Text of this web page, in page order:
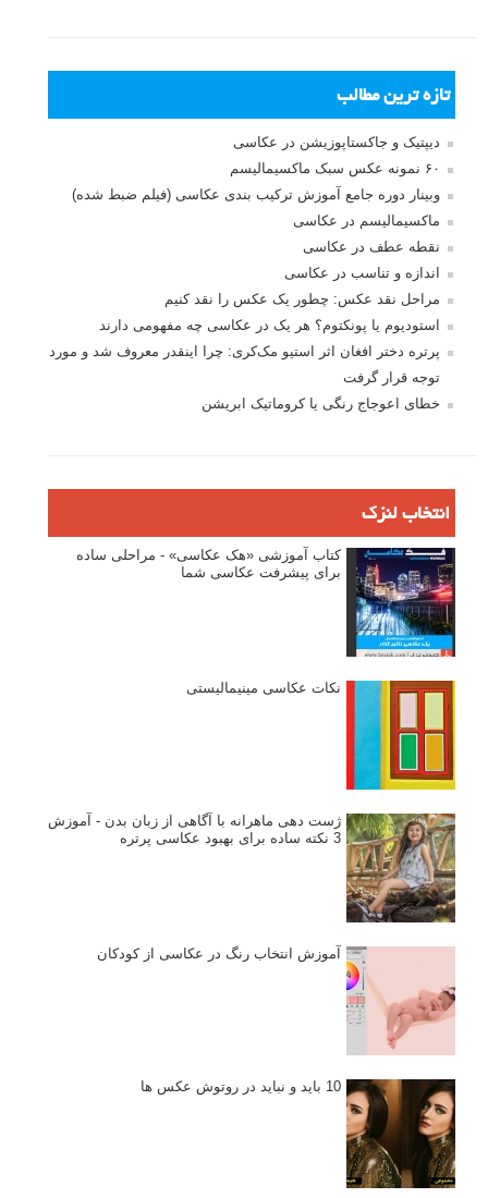
تازه ترین مطالب
دیپتیک و جاکستا‌پوزیشن در عکاسی
۶۰ نمونه عکس سبک ماکسیمالیسم
وبینار دوره جامع آموزش ترکیب بندی عکاسی (فیلم ضبط شده)
ماکسیمالیسم در عکاسی
نقطه عطف در عکاسی
اندازه و تناسب در عکاسی
مراحل نقد عکس: چطور یک عکس را نقد کنیم
استودیوم یا پونکتوم؟ هر یک در عکاسی چه مفهومی دارند
پرتره دختر افغان اثر استیو مک‌کری: چرا اینقدر معروف شد و مورد
توجه قرار گرفت
خطای اعوجاج رنگی یا کروماتیک ابریشن
انتخاب لنزک
کتاب آموزشی «هک عکاسی» - مراحلی ساده
برای پیشرفت عکاسی شما
نکات عکاسی مینیمالیستی
ژست دهی ماهرانه با آگاهی از زبان بدن - آموزش
3 نکته ساده برای بهبود عکاسی پرتره
آموزش انتخاب رنگ در عکاسی از کودکان
10 باید و نباید در روتوش عکس ها